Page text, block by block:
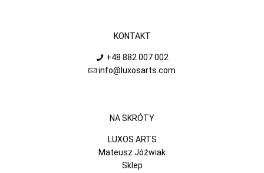
KONTAKT
+48 882 007 002
info@luxosarts.com
NA SKRÓTY
LUXOS ARTS
Mateusz Jóźwiak
Sklep